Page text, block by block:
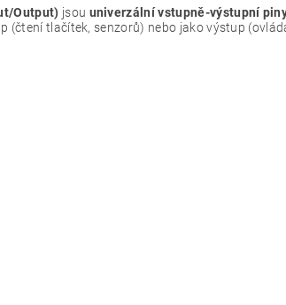
Output) jsou univerzální vstupně-výstupní
(čtení tlačítek, senzorů) nebo jako výstup